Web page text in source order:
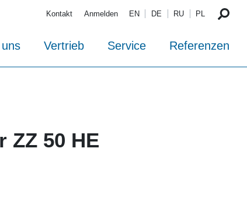
Kontakt Anmelden EN DE RU PL
Vertrieb Service Referenzen
ZZ 50 HE